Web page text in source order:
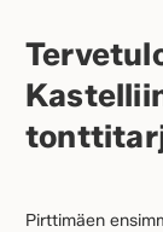
Pirttimäen